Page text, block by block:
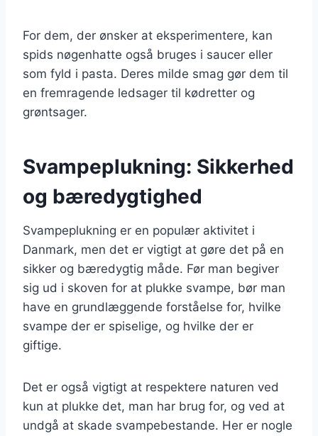
For dem, der ønsker at eksperimentere, kan
spids nøgenhatte også bruges i saucer eller
som fyld i pasta. Deres milde smag gør dem til
en fremragende ledsager til kødretter og
grøntsager.
Svampeplukning: Sikkerhed
og bæredygtighed
Svampeplukning er en populær aktivitet i
Danmark, men det er vigtigt at gøre det på en
sikker og bæredygtig måde. Før man begiver
sig ud i skoven for at plukke svampe, bør man
have en grundlæggende forståelse for, hvilke
svampe der er spiselige, og hvilke der er
giftige.
Det er også vigtigt at respektere naturen ved
kun at plukke det, man har brug for, og ved at
undgå at skade svampebestande. Her er nogle